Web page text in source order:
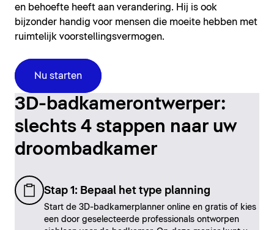
en behoefte heeft aan verandering. Hij is ook
bijzonder handig voor mensen die moeite hebben met
ruimtelijk voorstellingsvermogen.
Nu starten
3D-badkamerontwerper:
slechts 4 stappen naar uw
droombadkamer
Stap 1: Bepaal het type planning
Start de 3D-badkamerplanner online en gratis of kies
een door geselecteerde professionals ontworpen